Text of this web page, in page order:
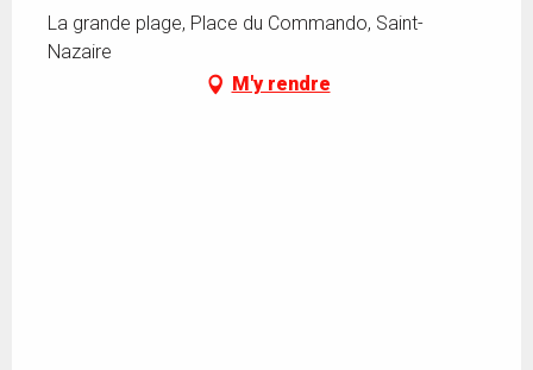
La grande plage, Place du Commando, Saint-
Nazaire
M'y rendre